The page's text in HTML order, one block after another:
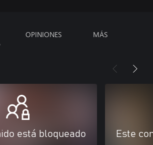
OPINIONES MÁS
está bloqueado Este